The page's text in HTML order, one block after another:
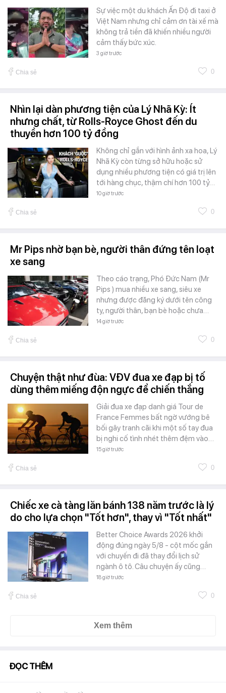
Sự việc một du khách Ấn Độ đi taxi ở
Việt Nam nhưng chỉ cảm ơn tài xế mà
không trả tiền đã khiến nhiều người
cảm thấy bức xúc.
3 giờ trước
Chia sẻ 0
Nhìn lại dàn phương tiện của Lý Nhã Kỳ: Ít
nhưng chất, từ Rolls-Royce Ghost đến du
thuyền hơn 100 tỷ đồng
Không chỉ gắn với hình ảnh xa hoa, Lý
Nhã Kỳ còn từng sở hữu hoặc sử
dụng nhiều phương tiện có giá trị lên
tới hàng chục, thậm chí hơn 100 tỷ…
10 giờ trước
Chia sẻ 0
Mr Pips nhờ bạn bè, người thân đứng tên loạt
xe sang
Theo cáo trạng, Phó Đức Nam (Mr
Pips ) mua nhiều xe sang, siêu xe
nhưng được đăng ký dưới tên công
ty, người thân, bạn bè hoặc chưa…
14 giờ trước
Chia sẻ 0
Chuyện thật như đùa: VĐV đua xe đạp bị tố
dùng thêm miếng độn ngực để chiến thắng
Giải đua xe đạp danh giá Tour de
France Femmes bất ngờ vướng bê
bối gây tranh cãi khi một số tay đua
bị nghi cố tình nhét thêm đệm vào…
15 giờ trước
Chia sẻ 0
Chiếc xe cà tàng lăn bánh 138 năm trước là lý
do cho lựa chọn "Tốt hơn", thay vì "Tốt nhất"
Better Choice Awards 2026 khởi
động đúng ngày 5/8 - cột mốc gắn
với chuyến đi đã thay đổi lịch sử
ngành ô tô. Câu chuyện ấy cũng…
18 giờ trước
Chia sẻ 0
Xem thêm
ĐỌC THÊM